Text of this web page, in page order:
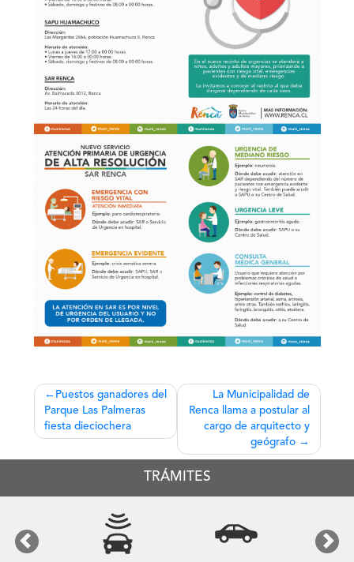
Navegación
de
Puestos ganadores del
Parque Las Palmeras
fiesta dieciochera
La Municipalidad de
Renca llama a postular al
cargo de arquitecto y
geógrafo
TRÁMITES
Previous Next